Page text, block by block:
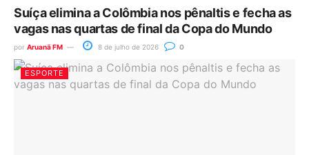
Suíça elimina a Colômbia nos pênaltis e fecha as
vagas nas quartas de final da Copa do Mundo
por Aruanã FM 8 de julho de 2026 0
ESPORTE